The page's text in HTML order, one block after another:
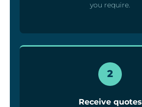
you require.
2
Receive quotes